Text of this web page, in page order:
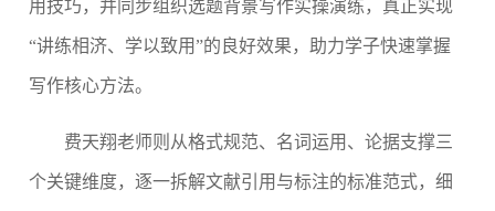
用技巧，并同步组织选题背景写作实操演练，真正实现
“讲练相济、学以致用”的良好效果，助力学子快速掌握
写作核心方法。
费天翔老师则从格式规范、名词运用、论据支撑三
个关键维度，逐一拆解文献引用与标注的标准范式，细